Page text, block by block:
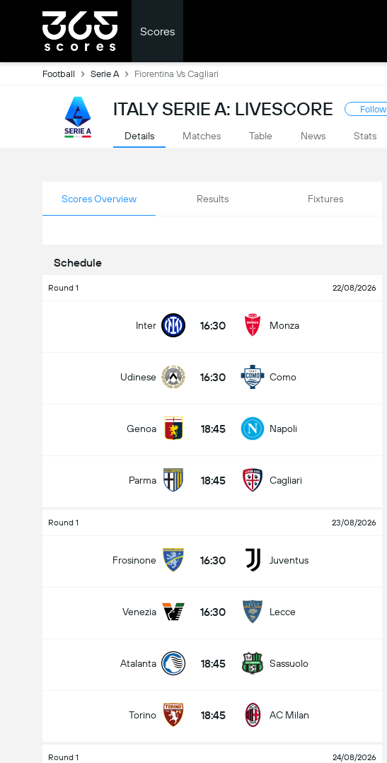
Scores
Football Serie A Fiorentina Vs Cagliari
ITALY SERIE A: LIVESCORE Follow
Details Matches Table News Stats
Scores Overview Results Fixtures
Schedule
Round 1 22/08/2026
Inter 16:30 Monza
Udinese 16:30 Como
Genoa 18:45 Napoli
Parma 18:45 Cagliari
Round 1 23/08/2026
Frosinone 16:30 Juventus
Venezia 16:30 Lecce
Atalanta 18:45 Sassuolo
Torino 18:45 AC Milan
Round 1 24/08/2026